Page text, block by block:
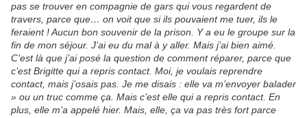
pas se trouver en compagnie de gars qui vous regardent de
travers, parce que… on voit que si ils pouvaient me tuer, ils le
feraient ! Aucun bon souvenir de la prison. Y a eu le groupe sur la
fin de mon séjour. J’ai eu du mal à y aller. Mais j’ai bien aimé.
C’est là que j’ai posé la question de comment réparer, parce que
c’est Brigitte qui a repris contact. Moi, je voulais reprendre
contact, mais j’osais pas. Je me disais : elle va m’envoyer balader
» ou un truc comme ça. Mais c’est elle qui a repris contact. En
plus, elle m’a appelé hier. Mais, elle, ça va pas très fort parce